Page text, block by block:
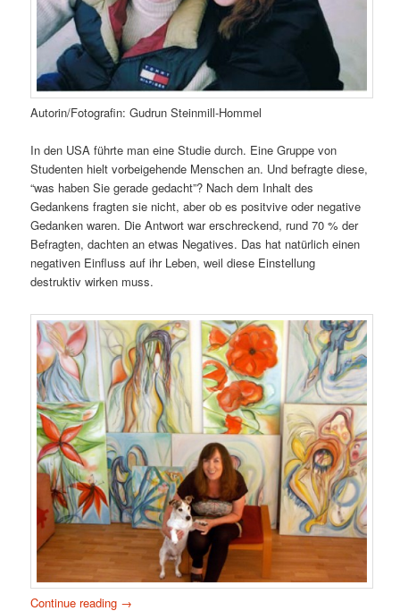
Autorin/Fotografin: Gudrun Steinmill-Hommel
In den USA führte man eine Studie durch. Eine Gruppe von
Studenten hielt vorbeigehende Menschen an. Und befragte diese,
“was haben Sie gerade gedacht”? Nach dem Inhalt des
Gedankens fragten sie nicht, aber ob es positvive oder negative
Gedanken waren. Die Antwort war erschreckend, rund 70 % der
Befragten, dachten an etwas Negatives. Das hat natürlich einen
negativen Einfluss auf ihr Leben, weil diese Einstellung
destruktiv wirken muss.
Continue reading →